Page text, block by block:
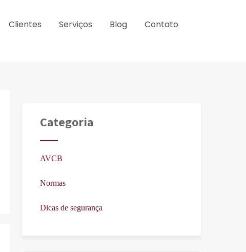
Clientes Serviços Blog Contato
Categoria
AVCB
Normas
Dicas de segurança